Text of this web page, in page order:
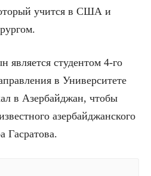
учится в США и
является студентом 4-го
в Университете
в Азербайджан, чтобы
азербайджанского
Гасратова.